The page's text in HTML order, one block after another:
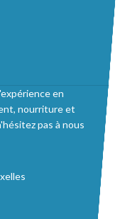
en
nourriture et
pas à nous